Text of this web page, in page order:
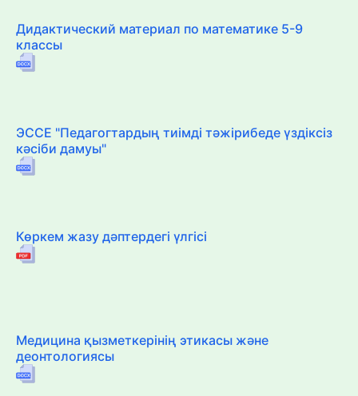
Дидактический материал по математике 5-9
классы
ЭССЕ "Педагогтардың тиімді тәжірибеде үздіксіз
кәсіби дамуы"
Көркем жазу дәптердегі үлгісі
Медицина қызметкерінің этикасы және
деонтологиясы